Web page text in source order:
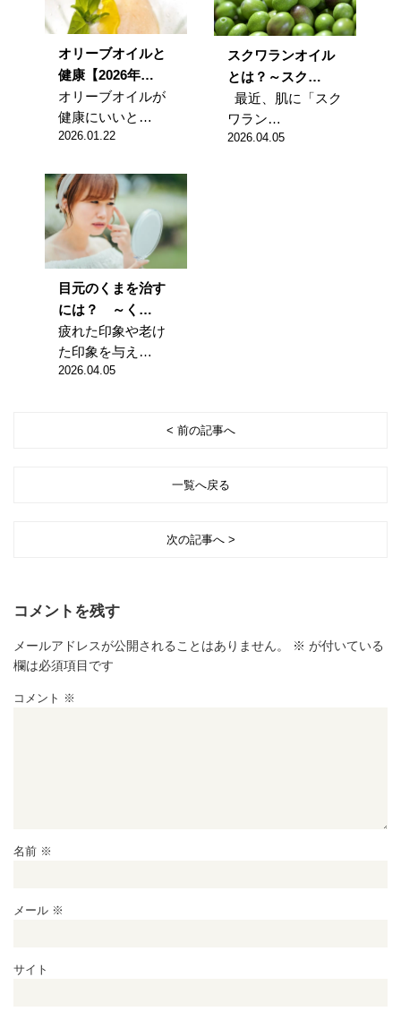
オリーブオイルと
健康【2026年…
オリーブオイルが
健康にいいと…
2026.01.22
スクワランオイル
とは？～スク…
最近、肌に「スク
ワラン…
2026.04.05
目元のくまを治す
には？ ～く…
疲れた印象や老け
た印象を与え…
2026.04.05
< 前の記事へ
一覧へ戻る
次の記事へ >
コメントを残す
メールアドレスが公開されることはありません。 ※ が付いている
欄は必須項目です
コメント ※
名前 ※
メール ※
サイト